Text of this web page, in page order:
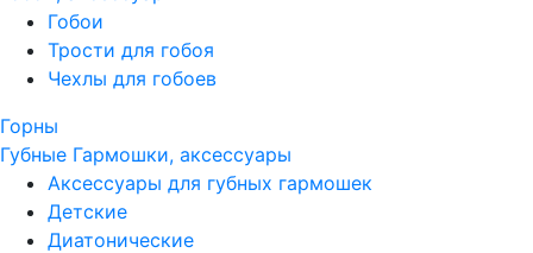
Гобои
Трости для гобоя
Чехлы для гобоев
Горны
Губные Гармошки, аксессуары
Аксессуары для губных гармошек
Детские
Диатонические